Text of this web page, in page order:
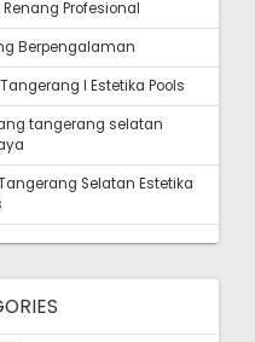
Profesional
Berpengalaman
I Estetika Pools
tangerang selatan
Selatan Estetika